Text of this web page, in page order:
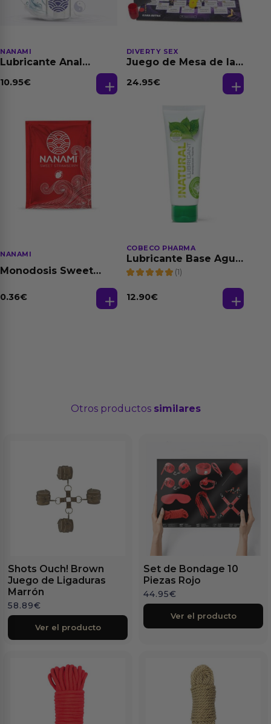
NANAMI
Lubricante Anal
Dilatación Base Agua
10.95€
DIVERTY SEX
Juego de Mesa de las
24.95€
NANAMI
Monodosis Sweet
0.36€
COBECO PHARMA
Lubricante Base Agua
100% Natural 125 ml
(1)
12.90€
Otros productos similares
Shots Ouch! Brown
Juego de Ligaduras
Marrón
58.89€
Ver el producto
Set de Bondage 10
Piezas Rojo
44.95€
Ver el producto